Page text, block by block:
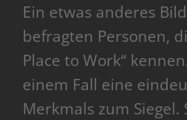
Ein etwas anderes
befragten Personen,
Place to Work“
einem Fall eine
Merkmals zum Siegel.